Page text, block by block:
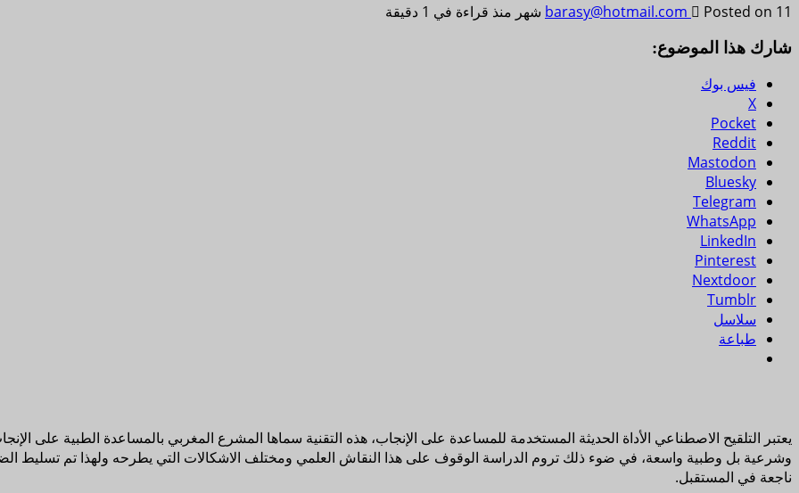
barasy@hotmail.com Posted on 11 شهر منذ قراءة في 1 دقيقة
شارك هذا الموضوع:
فيس بوك
X
Pocket
Reddit
Mastodon
Bluesky
Telegram
WhatsApp
LinkedIn
Pinterest
Nextdoor
Tumblr
سلاسل
طباعة
يعتبر التلقيح الاصطناعي الأداة الحديثة المستخدمة للمساعدة على الإنجاب، هذه التقنية سماها المشرع المغربي بالمساعدة الطبية على
وشرعية بل وطبية واسعة، في ضوء ذلك تروم الدراسة الوقوف على هذا النقاش العلمي ومختلف الاشكالات التي يطرحه ولهذا تم تسليط
ناجعة في المستقبل.